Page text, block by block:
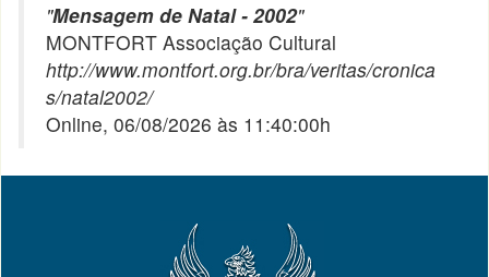
"Mensagem de Natal - 2002"
MONTFORT Associação Cultural
http://www.montfort.org.br/bra/veritas/cronica
s/natal2002/
Online, 06/08/2026 às 11:40:00h